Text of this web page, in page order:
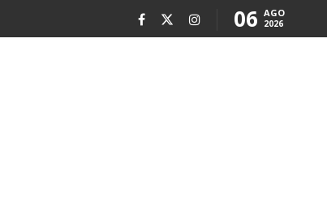
06 AGO
2026